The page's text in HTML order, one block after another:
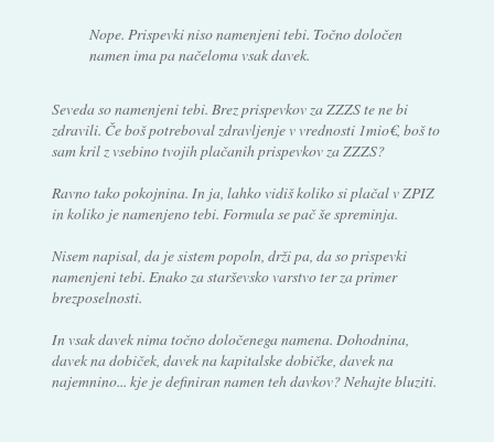
Nope. Prispevki niso namenjeni tebi. Točno določen
namen ima pa načeloma vsak davek.
Seveda so namenjeni tebi. Brez prispevkov za ZZZS te ne bi
zdravili. Če boš potreboval zdravljenje v vrednosti 1mio€, boš to
sam kril z vsebino tvojih plačanih prispevkov za ZZZS?
Ravno tako pokojnina. In ja, lahko vidiš koliko si plačal v ZPIZ
in koliko je namenjeno tebi. Formula se pač še spreminja.
Nisem napisal, da je sistem popoln, drži pa, da so prispevki
namenjeni tebi. Enako za starševsko varstvo ter za primer
brezposelnosti.
In vsak davek nima točno določenega namena. Dohodnina,
davek na dobiček, davek na kapitalske dobičke, davek na
najemnino... kje je definiran namen teh davkov? Nehajte bluziti.